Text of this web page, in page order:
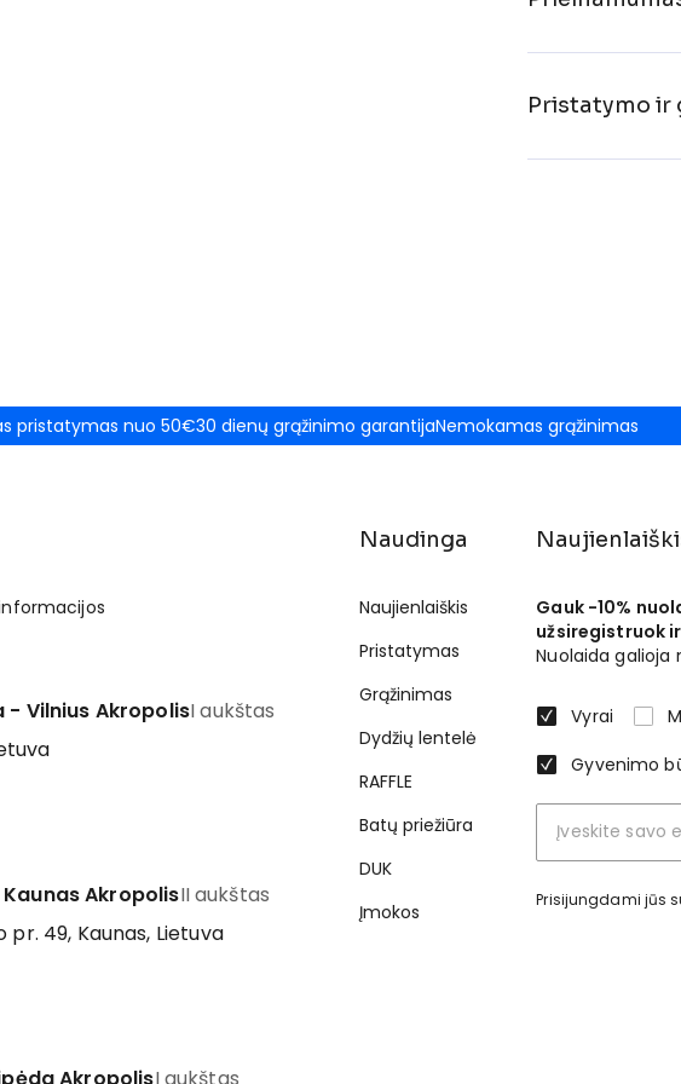
Pristatymo ir
pristatymas nuo 50€30 dienų grąžinimo garantijaNemokamas grąžinimas
- Vilnius AkropolisI aukštas
AkropolisII aukštas
pr. 49, Kaunas, Lietuva
Naudinga
Naujienlaiškis
Pristatymas
Grąžinimas
Dydžių lentelė
RAFFLE
Batų priežiūra
DUK
Įmokos
Gauk -10%
užsiregistruok
Nuolaida galioja
Vyrai
Gyvenimo
Prisijungdami jūs